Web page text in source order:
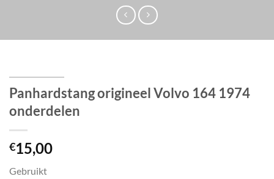
Panhardstang origineel Volvo 164 1974
onderdelen
€15,00
Gebruikt